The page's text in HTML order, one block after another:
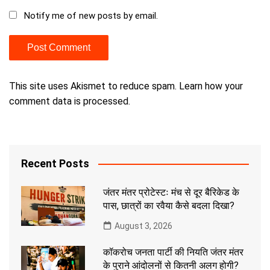
Notify me of new posts by email.
This site uses Akismet to reduce spam. Learn how your
comment data is processed.
Recent Posts
जंतर मंतर प्रोटेस्टः मंच से दूर बैरिकेड के
पास, छात्रों का रवैया कैसे बदला दिखा?
August 3, 2026
कॉकरोच जनता पार्टी की नियति जंतर मंतर
के पुराने आंदोलनों से कितनी अलग होगी?